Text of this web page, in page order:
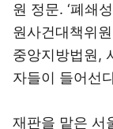
원 정문. ‘폐쇄
원사건대책위
중앙지방법원,
자들이 들어선
재판을 맡은 서